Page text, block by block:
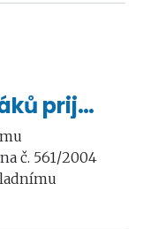
Výsledný seznam žáků prijatých do prvního ročníku 2012/13
č. 561/2004